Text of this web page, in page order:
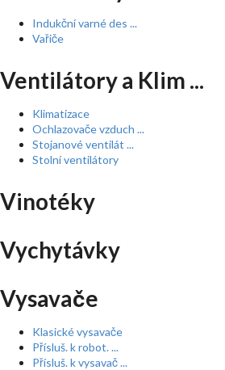
Indukční varné des ...
Vařiče
Ventilátory a Klim ...
Klimatizace
Ochlazovače vzduch ...
Stojanové ventilát ...
Stolní ventilátory
Vinotéky
Vychytávky
Vysavače
Klasické vysavače
Přísluš. k robot. ...
Přísluš. k vysavač ...